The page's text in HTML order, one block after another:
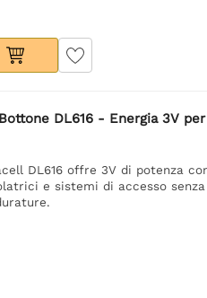
DL616 - Energia 3V
DL616 offre 3V di potenza
e sistemi di accesso